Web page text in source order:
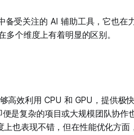
受关注的 AI 辅助工具，它也在
个维度上有着明显的区别。
高效利用 CPU 和 GPU，提供极
是复杂的项目或大规模团队协作
也表现不错，但在性能优化方面